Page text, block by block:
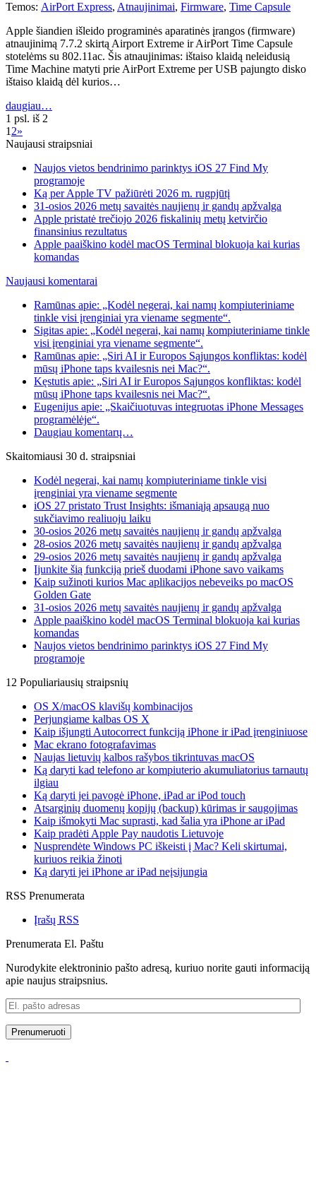
Temos: AirPort Express, Atnaujinimai, Firmware, Time Capsule
Apple šiandien išleido programinės aparatinės įrangos (firmware)
atnaujinimą 7.7.2 skirtą Airport Extreme ir AirPort Time Capsule
stotelėms su 802.11ac. Šis atnaujinimas: ištaiso klaidą neleidusią
Time Machine matyti prie AirPort Extreme per USB pajungto disko
ištaiso klaidą dėl kurios…
daugiau…
1 psl. iš 2
1 2»
Naujausi straipsniai
Naujos vietos bendrinimo parinktys iOS 27 Find My
programoje
Ką per Apple TV pažiūrėti 2026 m. rugpjūtį
31-osios 2026 metų savaitės naujienų ir gandų apžvalga
Apple pristatė trečiojo 2026 fiskalinių metų ketvirčio
finansinius rezultatus
Apple paaiškino kodėl macOS Terminal blokuoja kai kurias
komandas
Naujausi komentarai
Ramūnas apie: „Kodėl negerai, kai namų kompiuteriniame
tinkle visi įrenginiai yra viename segmente“.
Sigitas apie: „Kodėl negerai, kai namų kompiuteriniame tinkle
visi įrenginiai yra viename segmente“.
Ramūnas apie: „Siri AI ir Europos Sąjungos konfliktas: kodėl
mūsų iPhone taps kvailesnis nei Mac?“.
Kęstutis apie: „Siri AI ir Europos Sąjungos konfliktas: kodėl
mūsų iPhone taps kvailesnis nei Mac?“.
Eugenijus apie: „Skaičiuotuvas integruotas iPhone Messages
programėlėje“.
Daugiau komentarų…
Skaitomiausi 30 d. straipsniai
Kodėl negerai, kai namų kompiuteriniame tinkle visi
įrenginiai yra viename segmente
iOS 27 pristato Trust Insights: išmaniąją apsaugą nuo
sukčiavimo realiuoju laiku
30-osios 2026 metų savaitės naujienų ir gandų apžvalga
28-osios 2026 metų savaitės naujienų ir gandų apžvalga
29-osios 2026 metų savaitės naujienų ir gandų apžvalga
Įjunkite šią funkciją prieš duodami iPhone savo vaikams
Kaip sužinoti kurios Mac aplikacijos nebeveiks po macOS
Golden Gate
31-osios 2026 metų savaitės naujienų ir gandų apžvalga
Apple paaiškino kodėl macOS Terminal blokuoja kai kurias
komandas
Naujos vietos bendrinimo parinktys iOS 27 Find My
programoje
12 Populiariausių straipsnių
OS X/macOS klavišų kombinacijos
Perjungiame kalbas OS X
Kaip išjungti Autocorrect funkciją iPhone ir iPad įrenginiuose
Mac ekrano fotografavimas
Naujas lietuvių kalbos rašybos tikrintuvas macOS
Ką daryti kad telefono ar kompiuterio akumuliatorius tarnautų
ilgiau
Ką daryti jei pavogė iPhone, iPad ar iPod touch
Atsarginių duomenų kopijų (backup) kūrimas ir saugojimas
Kaip išmokyti Mac suprasti, kad šalia yra iPhone ar iPad
Kaip pradėti Apple Pay naudotis Lietuvoje
Nusprendėte Windows PC iškeisti į Mac? Keli skirtumai,
kuriuos reikia žinoti
Ką daryti jei iPhone ar iPad neįsijungia
RSS Prenumerata
Įrašų RSS
Prenumerata El. Paštu
Nurodykite elektroninio pašto adresą, kuriuo norite gauti informaciją
apie naujus straipsnius.
El.
pašto
adresas
Prenumeruoti